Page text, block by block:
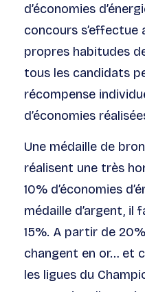
d’économies
concours s’effectue
propres habitudes
tous les candidats
récompense
d’économies
Une médaille de
réalisent une très
10% d’économies
médaille d’argent, il
15%. A partir de
changent en or… et
les ligues du